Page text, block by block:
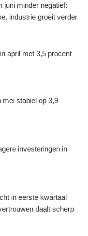
juni minder negatief:
industrie groeit verder
april met 3,5 procent
mei stabiel op 3,9
investeringen in
in eerste kwartaal
daalt scherp